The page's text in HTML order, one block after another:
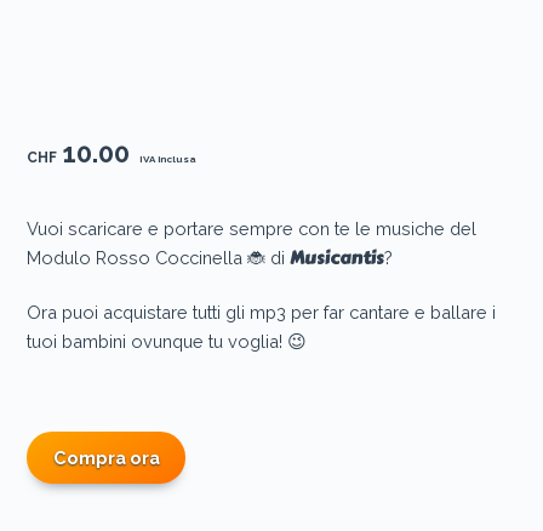
CHF10.00 IVA inclusa
Vuoi scaricare e portare sempre con te le musiche del
Modulo Rosso Coccinella 🐞 di Musicantis?
Ora puoi acquistare tutti gli mp3 per far cantare e ballare i
tuoi bambini ovunque tu voglia! 😉
Rosso
Coccinella
Compra ora